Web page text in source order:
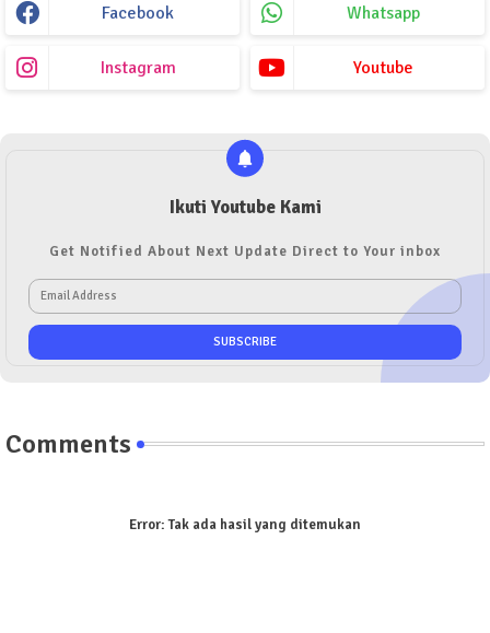
Facebook Whatsapp
Instagram Youtube
Ikuti Youtube Kami
Get Notified About Next Update Direct to Your inbox
Comments
Error:Tak ada hasil yang ditemukan